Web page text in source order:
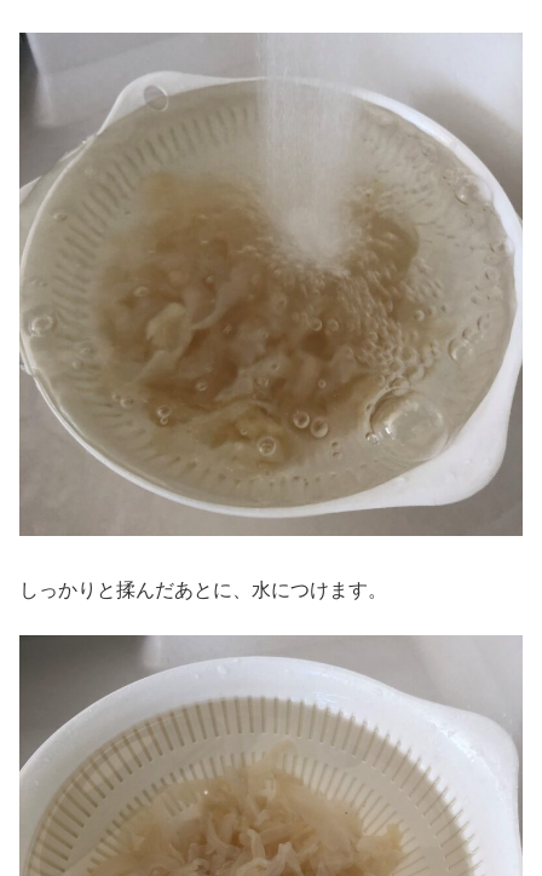
しっかりと揉んだあとに、水につけます。